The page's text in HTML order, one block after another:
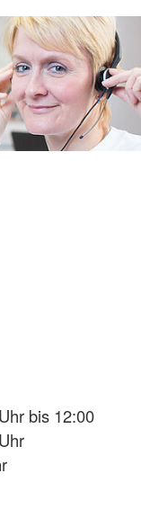
bis 12:00